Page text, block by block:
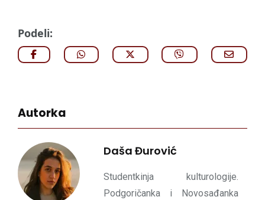
Podeli:
Autorka
Daša Đurović
Studentkinja kulturologije.
Podgoričanka i Novosađanka